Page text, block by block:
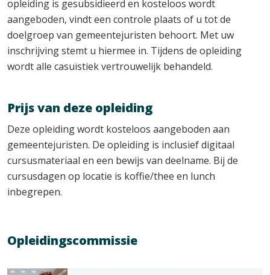
opleiding is gesubsidieerd en kosteloos wordt
aangeboden, vindt een controle plaats of u tot de
doelgroep van gemeentejuristen behoort. Met uw
inschrijving stemt u hiermee in. Tijdens de opleiding
wordt alle casuïstiek vertrouwelijk behandeld.
Prijs van deze opleiding
Deze opleiding wordt kosteloos aangeboden aan
gemeentejuristen. De opleiding is inclusief digitaal
cursusmateriaal en een bewijs van deelname. Bij de
cursusdagen op locatie is koffie/thee en lunch
inbegrepen.
Opleidingscommissie